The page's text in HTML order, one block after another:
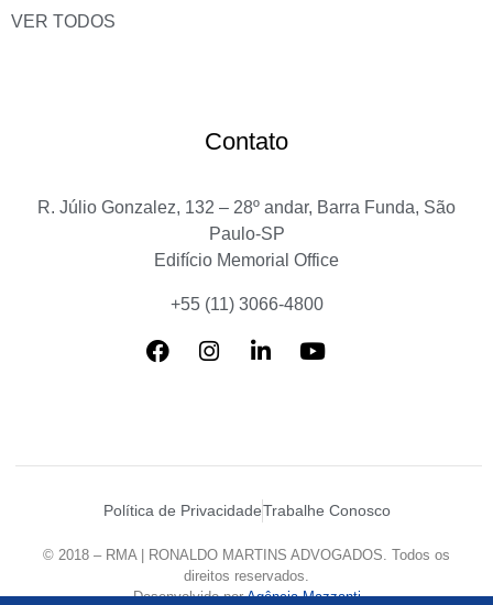
VER TODOS
Contato
R. Júlio Gonzalez, 132 – 28º andar, Barra Funda, São
Paulo-SP
Edifício Memorial Office
+55 (11) 3066-4800
© 2018 – RMA | RONALDO MARTINS ADVOGADOS. Todos os
direitos reservados.
Desenvolvido porAgência Mazzanti
Política de PrivacidadeTrabalhe Conosco